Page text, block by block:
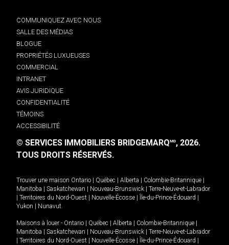
COMMUNIQUEZ AVEC NOUS
SALLE DES MÉDIAS
BLOGUE
PROPRIÉTÉS LUXUEUSES
COMMERCIAL
INTRANET
AVIS JURIDIQUE
CONFIDENTIALITÉ
TÉMOINS
ACCESSIBILITÉ
© SERVICES IMMOBILIERS BRIDGEMARQMD, 2026.
TOUS DROITS RÉSERVÉS.
Trouver une maison Ontario Québec Alberta Colombie-Britannique
Manitoba
Saskatchewan Nouveau-Brunswick
Terre-Neuve-et-Labrador
Territoires du Nord-Ouest Nouvelle-Écosse Île-du-Prince-Édouard
Yukon
Nunavut.
Maisons à louer - Ontario Québec Alberta Colombie-Britannique
Manitoba
Saskatchewan Nouveau-Brunswick
Terre-Neuve-et-Labrador
Territoires du Nord-Ouest Nouvelle-Écosse Île-du-Prince-Édouard